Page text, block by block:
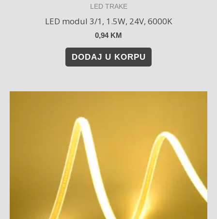
LED TRAKE
LED modul 3/1, 1.5W, 24V, 6000K
0,94 KM
DODAJ U KORPU